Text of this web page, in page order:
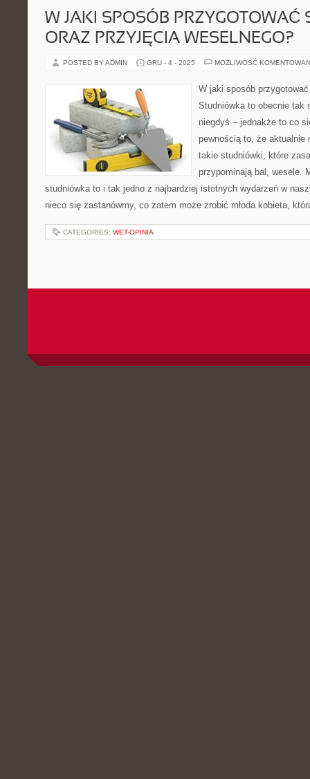
W JAKI SPOSÓB PRZYGOTOWAĆ
ORAZ PRZYJĘCIA WESELNEGO?
POSTED BY ADMIN GRU - 4 - 2025 MOŻLIWOŚĆ
W jaki sposób
Studniówka to obecnie tak
niegdyś – jednakże to co
pewnością to, że aktualnie
takie studniówki, które
przypominają bal, wesele.
studniówka to i tak jedno z najbardziej istotnych wydarzeń w
nieco się zastanówmy, co zatem może zrobić młoda kobieta,
CATEGORIES: WET-OPINIA